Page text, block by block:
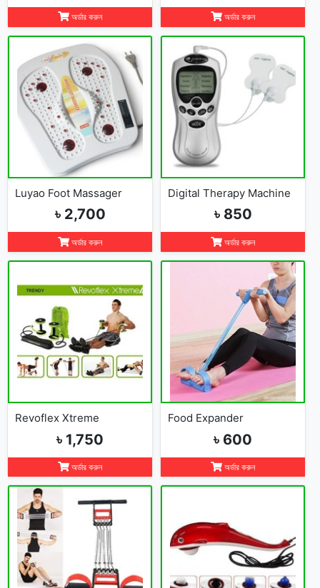
অর্ডার করুন অর্ডার করুন
Luyao Foot Massager
৳ 2,700
অর্ডার করুন
Digital Therapy Machine
৳ 850
অর্ডার করুন
Revoflex Xtreme
৳ 1,750
অর্ডার করুন
Food Expander
৳ 600
অর্ডার করুন